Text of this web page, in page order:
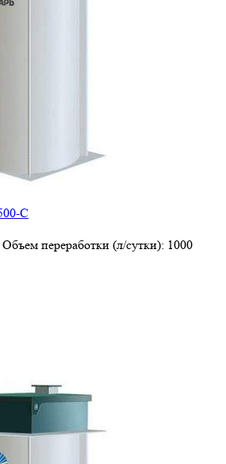
С
Объем переработки (л/сутки): 1000